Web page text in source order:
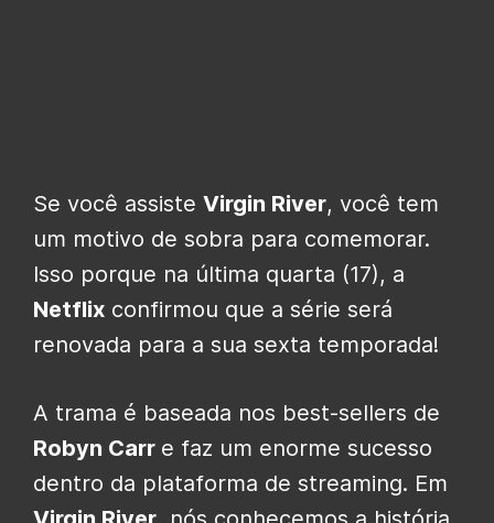
Se você assiste Virgin River, você tem
um motivo de sobra para comemorar.
Isso porque na última quarta (17), a
Netflix confirmou que a série será
renovada para a sua sexta temporada!
A trama é baseada nos best-sellers de
Robyn Carr e faz um enorme sucesso
dentro da plataforma de streaming. Em